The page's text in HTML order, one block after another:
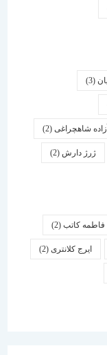
(2)
(2)
(2)
کلانتری (2)